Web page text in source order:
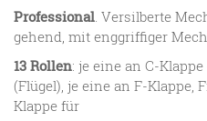
Professional. Versilberte
gehend, mit enggriffiger
13 Rollen: je eine an C-
(Flügel), je eine an F-Klappe,
Klappe für